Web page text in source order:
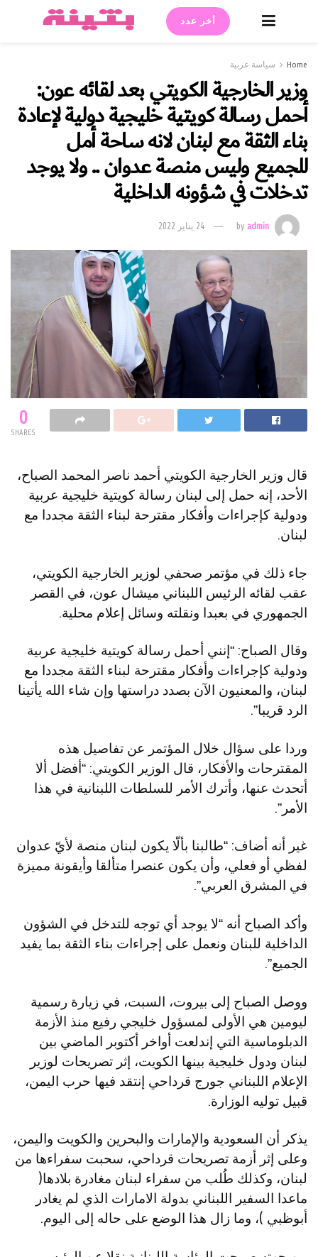
أخر عدد
Home سياسة عربية
وزير الخارجية الكويتي بعد لقائه عون:
أحمل رسالة كويتية خليجية دولية لإعادة
بناء الثقة مع لبنان لانه ساحة أمل
للجميع وليس منصة عدوان .. ولا يوجد
تدخلات في شؤونه الداخلية
byadmin 24 يناير 2022
0
SHARES
قال وزير الخارجية الكويتي أحمد ناصر المحمد الصباح،
الأحد، إنه حمل إلى لبنان رسالة كويتية خليجية عربية
ودولية كإجراءات وأفكار مقترحة لبناء الثقة مجددا مع
لبنان.
جاء ذلك في مؤتمر صحفي لوزير الخارجية الكويتي،
عقب لقائه الرئيس اللبناني ميشال عون، في القصر
الجمهوري في بعبدا ونقلته وسائل إعلام محلية.
وقال الصباح: “إنني أحمل رسالة كويتية خليجية عربية
ودولية كإجراءات وأفكار مقترحة لبناء الثقة مجددا مع
لبنان، والمعنيون الآن بصدد دراستها وإن شاء الله يأتينا
الرد قريبا”.
وردا على سؤال خلال المؤتمر عن تفاصيل هذه
المقترحات والأفكار، قال الوزير الكويتي: “أفضل ألا
أتحدث عنها، وأترك الأمر للسلطات اللبنانية في هذا
الأمر”.
غير أنه أضاف: “طالبنا بألّا يكون لبنان منصة لأيّ عدوان
لفظي أو فعلي، وأن يكون عنصرا متألقا وأيقونة مميزة
في المشرق العربي”.
وأكد الصباح أنه “لا يوجد أي توجه للتدخل في الشؤون
الداخلية للبنان ونعمل على إجراءات بناء الثقة بما يفيد
الجميع”.
ووصل الصباح إلى بيروت، السبت، في زيارة رسمية
ليومين هي الأولى لمسؤول خليجي رفيع منذ الأزمة
الدبلوماسية التي إندلعت أواخر أكتوبر الماضي بين
لبنان ودول خليجية بينها الكويت، إثر تصريحات لوزير
الإعلام اللبناني جورج قرداحي إنتقد فيها حرب اليمن،
قبيل توليه الوزارة.
يذكر أن السعودية والإمارات والبحرين والكويت واليمن،
وعلى إثر أزمة تصريحات قرداحي، سحبت سفراءها من
لبنان، وكذلك طُلب من سفراء لبنان مغادرة بلادها(
ماعدا السفير اللبناني بدولة الامارات الذي لم يغادر
أبوظبي )، وما زال هذا الوضع على حاله إلى اليوم.